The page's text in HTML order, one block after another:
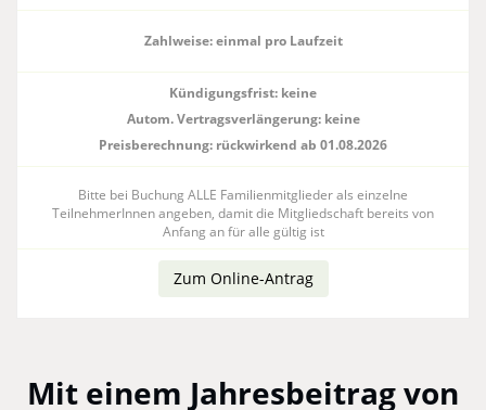
Zahlweise:einmal pro Laufzeit
Kündigungsfrist: keine
Autom. Vertragsverlängerung: keine
Preisberechnung: rückwirkend ab 01.08.2026
Bitte bei Buchung ALLE Familienmitglieder als einzelne
TeilnehmerInnen angeben, damit die Mitgliedschaft bereits von
Anfang an für alle gültig ist
Zum Online-Antrag
Mit einem Jahresbeitrag von